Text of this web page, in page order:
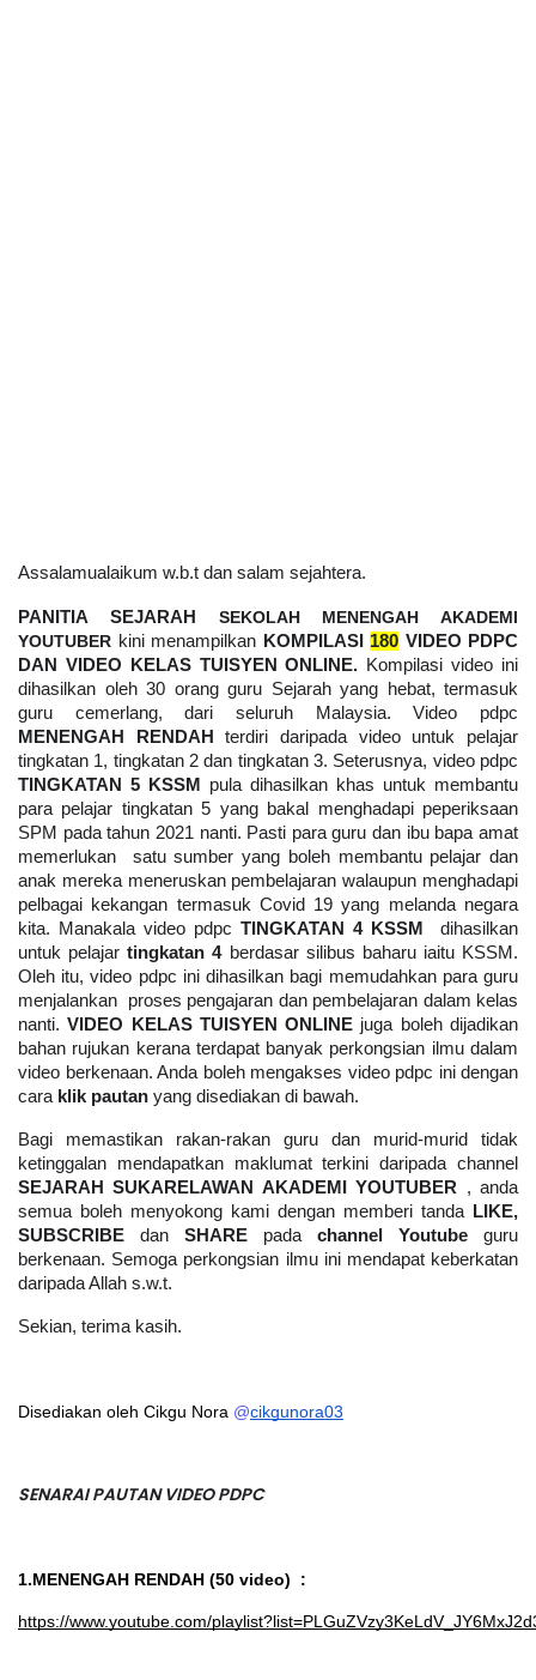
Assalamualaikum w.b.t dan salam sejahtera.
PANITIA SEJARAH
SEKOLAH MENENGAH AKADEMI
YOUTUBER kini menampilkan KOMPILASI 180 VIDEO PDPC
DAN VIDEO KELAS TUISYEN ONLINE. Kompilasi video ini
dihasilkan oleh 30 orang guru Sejarah yang hebat, termasuk
MENENGAH RENDAH
terdiri daripada video untuk pelajar
TINGKATAN 5 KSSM pula dihasilkan khas untuk membantu
para pelajar tingkatan 5 yang bakal menghadapi peperiksaan
SPM pada tahun 2021 nanti. Pasti para guru dan ibu bapa amat
memerlukan  satu sumber yang boleh membantu pelajar dan
anak mereka meneruskan pembelajaran walaupun menghadapi
pelbagai kekangan termasuk Covid 19 yang melanda negara
kita. Manakala video pdpc TINGKATAN 4 KSSM
dihasilkan
untuk pelajar tingkatan 4 berdasar silibus baharu iaitu KSSM.
Oleh itu, video pdpc ini dihasilkan bagi memudahkan para guru
menjalankan  proses pengajaran dan pembelajaran dalam kelas
nanti. VIDEO KELAS TUISYEN ONLINE juga boleh dijadikan
bahan rujukan kerana terdapat banyak perkongsian ilmu dalam
video berkenaan. Anda boleh mengakses video pdpc ini dengan
cara klik pautan yang disediakan di bawah.
Bagi memastikan rakan-rakan guru dan murid-murid tidak
SEJARAH SUKARELAWAN AKADEMI YOUTUBER , anda
semua boleh menyokong kami dengan memberi tanda
LIKE,
SUBSCRIBE dan SHARE pada channel Youtube guru
berkenaan. Semoga perkongsian ilmu ini mendapat keberkatan
daripada Allah s.w.t.
Sekian, terima kasih.
Disediakan oleh Cikgu Nora @cikgunora03
SENARAI PAUTAN VIDEO PDPC
1.MENENGAH RENDAH (50 video)  :
https://www.youtube.com/